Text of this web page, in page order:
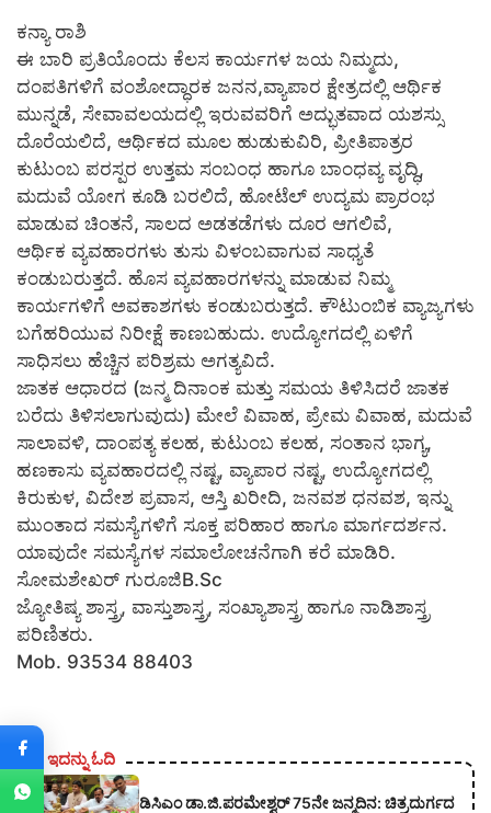
ಕನ್ಯಾ ರಾಶಿ
ಈ ಬಾರಿ ಪ್ರತಿಯೊಂದು ಕೆಲಸ ಕಾರ್ಯಗಳ ಜಯ ನಿಮ್ಮದು,
ದಂಪತಿಗಳಿಗೆ ವಂಶೋದ್ಧಾರಕ ಜನನ,ವ್ಯಾಪಾರ ಕ್ಷೇತ್ರದಲ್ಲಿ ಆರ್ಥಿಕ
ಮುನ್ನಡೆ, ಸೇವಾವಲಯದಲ್ಲಿ ಇರುವವರಿಗೆ ಅದ್ಭುತವಾದ ಯಶಸ್ಸು
ದೊರೆಯಲಿದೆ, ಆರ್ಥಿಕದ ಮೂಲ ಹುಡುಕುವಿರಿ, ಪ್ರೀತಿಪಾತ್ರರ
ಕುಟುಂಬ ಪರಸ್ಪರ ಉತ್ತಮ ಸಂಬಂಧ ಹಾಗೂ ಬಾಂಧವ್ಯ ವೃದ್ಧಿ,
ಮದುವೆ ಯೋಗ ಕೂಡಿ ಬರಲಿದೆ, ಹೋಟೆಲ್ ಉದ್ಯಮ ಪ್ರಾರಂಭ
ಮಾಡುವ ಚಿಂತನೆ, ಸಾಲದ ಅಡತಡೆಗಳು ದೂರ ಆಗಲಿವೆ,
ಆರ್ಥಿಕ ವ್ಯವಹಾರಗಳು ತುಸು ವಿಳಂಬವಾಗುವ ಸಾಧ್ಯತೆ
ಕಂಡುಬರುತ್ತದೆ. ಹೊಸ ವ್ಯವಹಾರಗಳನ್ನು ಮಾಡುವ ನಿಮ್ಮ
ಕಾರ್ಯಗಳಿಗೆ ಅವಕಾಶಗಳು ಕಂಡುಬರುತ್ತದೆ. ಕೌಟುಂಬಿಕ ವ್ಯಾಜ್ಯಗಳು
ಬಗೆಹರಿಯುವ ನಿರೀಕ್ಷೆ ಕಾಣಬಹುದು. ಉದ್ಯೋಗದಲ್ಲಿ ಏಳಿಗೆ
ಸಾಧಿಸಲು ಹೆಚ್ಚಿನ ಪರಿಶ್ರಮ ಅಗತ್ಯವಿದೆ.
ಜಾತಕ ಆಧಾರದ (ಜನ್ಮ ದಿನಾಂಕ ಮತ್ತು ಸಮಯ ತಿಳಿಸಿದರೆ ಜಾತಕ
ಬರೆದು ತಿಳಿಸಲಾಗುವುದು) ಮೇಲೆ ವಿವಾಹ, ಪ್ರೇಮ ವಿವಾಹ, ಮದುವೆ
ಸಾಲಾವಳಿ, ದಾಂಪತ್ಯ ಕಲಹ, ಕುಟುಂಬ ಕಲಹ, ಸಂತಾನ ಭಾಗ್ಯ,
ಹಣಕಾಸು ವ್ಯವಹಾರದಲ್ಲಿ ನಷ್ಟ, ವ್ಯಾಪಾರ ನಷ್ಟ, ಉದ್ಯೋಗದಲ್ಲಿ
ಕಿರುಕುಳ, ವಿದೇಶ ಪ್ರವಾಸ, ಆಸ್ತಿ ಖರೀದಿ, ಜನವಶ ಧನವಶ, ಇನ್ನು
ಮುಂತಾದ ಸಮಸ್ಯೆಗಳಿಗೆ ಸೂಕ್ತ ಪರಿಹಾರ ಹಾಗೂ ಮಾರ್ಗದರ್ಶನ.
ಯಾವುದೇ ಸಮಸ್ಯೆಗಳ ಸಮಾಲೋಚನೆಗಾಗಿ ಕರೆ ಮಾಡಿರಿ.
ಸೋಮಶೇಖರ್ ಗುರೂಜಿB.Sc
ಜ್ಯೋತಿಷ್ಯ ಶಾಸ್ತ್ರ, ವಾಸ್ತುಶಾಸ್ತ್ರ, ಸಂಖ್ಯಾಶಾಸ್ತ್ರ ಹಾಗೂ ನಾಡಿಶಾಸ್ತ್ರ
ಪರಿಣಿತರು.
Mob. 93534 88403
ಇದನ್ನು ಓದಿ
ಡಿಸಿಎಂ ಡಾ.ಜಿ.ಪರಮೇಶ್ವರ್ 75ನೇ ಜನ್ಮದಿನ: ಚಿತ್ರದುರ್ಗದ